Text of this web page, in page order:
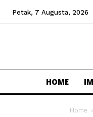
Petak, 7 Augusta, 2026
HOME
Home